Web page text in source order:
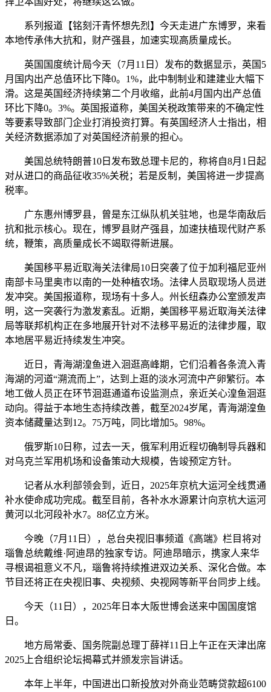
系列报道【铭刻汗青怀想先烈】今天走进广东博罗，来看
本地传承伟大抗和，财产强县，加速实现高质量成长。
英国国度统计局今天（7月11日）发布的数据显示，英国5
月国内出产总值环比下降0。1%，此中制制业和建建业大幅下
滑。这是英国经济持续第二个月收缩，此前4月国内出产总值
环比下降0。3%。英国报道称，美国关税政策带来的不确定性
等要素导致部门企业打消投资打算。有英国经济人士指出，相
关经济数据添加了对英国经济前景的担心。
美国总统特朗普10日发布致总理卡尼的，称将自8月1日起
对从进口的商品征收35%关税；若是反制，美国将进一步提高
税率。
广东惠州博罗县，曾是东江纵队机关驻地，也是华南敌后
抗和批示核心。现在，博罗县财产强县，加速扶植现代财产系
统，鞭策，高质量成长不竭取得新进展。
美国移平易近取海关法律局10日突袭了位于加利福尼亚州
南部卡马里奥市以南的一处种植农场。法律人员取现场人员迸
发冲突。美国报道称，现场有十多人。州长纽森办公室颁发声
明，这一突袭行为激发紊乱。近期，美国移平易近取海关法律
局等联邦机构正在多地展开针对不法移平易近的法律步履，取
本地居平易近持续发生冲突。
近日，青海湖湟鱼进入洄逛高峰期，它们沿着各条流入青
海湖的河道“溯流而上”，达到上逛的淡水河流中产卵繁衍。本
地工做人员正在环节洄逛通道布设监测点，亲近关心湟鱼洄逛
动向。得益于本地生态持续改善，截至2024岁尾，青海湖湟鱼
资本储藏量达到12。75万吨，同比增加5。98%。
俄罗斯10日称，过去一天，俄军利用近程切确制导兵器和
对乌克兰军用机场和设备策动大规模，告竣预定方针。
记者从水利部领会到，近日，2025年京杭大运河全线贯通
补水使命成功完成。截至目前，各补水水源累计向京杭大运河
黄河以北河段补水7。88亿立方米。
今晚（7月11日），总台央视旧事频道《高端》栏目将对
瑙鲁总统戴维·阿迪昂的独家专访。阿迪昂暗示，携家人来华
寻根谒祖意义不凡，瑙鲁将持续推进双边关系、深化合做。本
节目还将正在央视旧事、央视频、央视网等新平台同步上线。
今天（11日），2025年日本大阪世博会送来中国国度馆
日。
地方局常委、国务院副总理丁薛祥11日上午正在天津出席
2025上合组织论坛揭幕式并颁发宗旨讲话。
本年上半年，中国进出口新投放对外商业范畴贷款超6100